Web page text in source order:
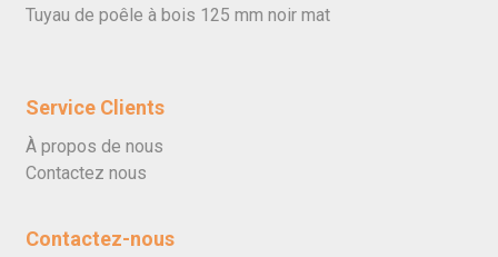
Tuyau de poêle à bois 125 mm noir mat
Service Clients
À propos de nous
Contactez nous
Contactez-nous